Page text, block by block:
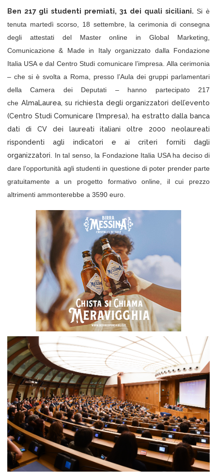
Ben 217 gli studenti premiati, 31 dei quali siciliani. Si è
tenuta martedì scorso, 18 settembre, la cerimonia di consegna
degli attestati del Master online in Global Marketing,
Comunicazione & Made in Italy organizzato dalla Fondazione
Italia USA e dal Centro Studi comunicare l’impresa. Alla cerimonia
– che si è svolta a Roma, presso l’Aula dei gruppi parlamentari
della Camera dei Deputati – hanno partecipato 217
che AlmaLaurea, su richiesta degli organizzatori dell’evento
(Centro Studi Comunicare l’Impresa), ha estratto dalla banca
dati di CV dei laureati italiani oltre 2000 neolaureati
rispondenti agli indicatori e ai criteri forniti dagli
organizzatori. In tal senso, la Fondazione Italia USA ha deciso di
dare l’opportunità agli studenti in questione di poter prender parte
gratuitamente a un progetto formativo online, il cui prezzo
altrimenti ammonterebbe a 3590 euro.